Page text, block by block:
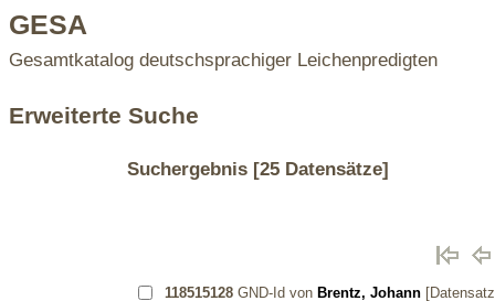
GESA
Gesamtkatalog deutschsprachiger Leichenpredigten
Erweiterte Suche
Suchergebnis[25 Datensätze]
118515128GND-Id von Brentz, Johann